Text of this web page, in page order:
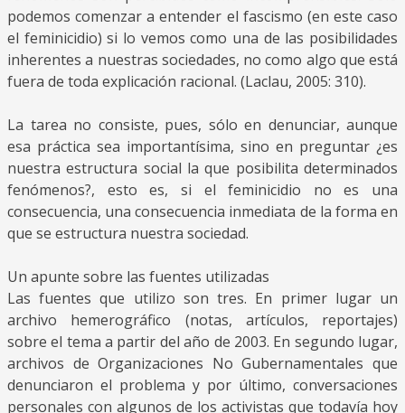
podemos comenzar a entender el fascismo (en este caso
el feminicidio) si lo vemos como una de las posibilidades
inherentes a nuestras sociedades, no como algo que está
fuera de toda explicación racional. (Laclau, 2005: 310).
La tarea no consiste, pues, sólo en denunciar, aunque
esa práctica sea importantísima, sino en preguntar ¿es
nuestra estructura social la que posibilita determinados
fenómenos?, esto es, si el feminicidio no es una
consecuencia, una consecuencia inmediata de la forma en
que se estructura nuestra sociedad.
Un apunte sobre las fuentes utilizadas
Las fuentes que utilizo son tres. En primer lugar un
archivo hemerográfico (notas, artículos, reportajes)
sobre el tema a partir del año de 2003. En segundo lugar,
archivos de Organizaciones No Gubernamentales que
denunciaron el problema y por último, conversaciones
personales con algunos de los activistas que todavía hoy